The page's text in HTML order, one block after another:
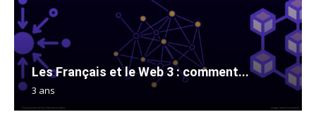
Les Français et le Web 3 : comment...
3 ans